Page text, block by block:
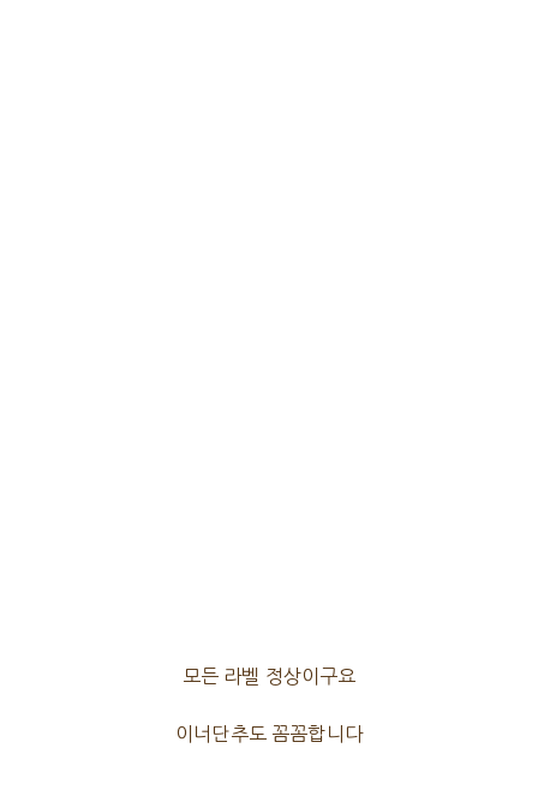
모든 라벨 정상이구요
이너단추도 꼼꼼합니다